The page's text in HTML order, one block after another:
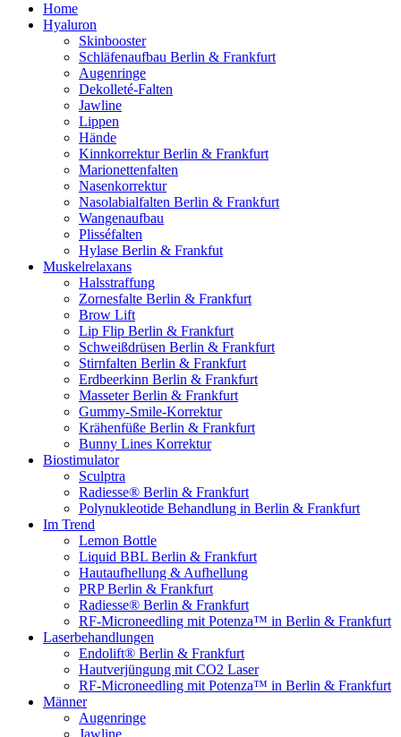
Home
Hyaluron
Skinbooster
Schläfenaufbau Berlin & Frankfurt
Augenringe
Dekolleté-Falten
Jawline
Lippen
Hände
Kinnkorrektur Berlin & Frankfurt
Marionettenfalten
Nasenkorrektur
Nasolabialfalten Berlin & Frankfurt
Wangenaufbau
Plisséfalten
Hylase Berlin & Frankfut
Muskelrelaxans
Halsstraffung
Zornesfalte Berlin & Frankfurt
Brow Lift
Lip Flip Berlin & Frankfurt
Schweißdrüsen Berlin & Frankfurt
Stirnfalten Berlin & Frankfurt
Erdbeerkinn Berlin & Frankfurt
Masseter Berlin & Frankfurt
Gummy-Smile-Korrektur
Krähenfüße Berlin & Frankfurt
Bunny Lines Korrektur
Biostimulator
Sculptra
Radiesse® Berlin & Frankfurt
Polynukleotide Behandlung in Berlin & Frankfurt
Im Trend
Lemon Bottle
Liquid BBL Berlin & Frankfurt
Hautaufhellung & Aufhellung
PRP Berlin & Frankfurt
Radiesse® Berlin & Frankfurt
RF-Microneedling mit Potenza™ in Berlin & Frankfurt
Laserbehandlungen
Endolift® Berlin & Frankfurt
Hautverjüngung mit CO2 Laser
RF-Microneedling mit Potenza™ in Berlin & Frankfurt
Männer
Augenringe
Jawline